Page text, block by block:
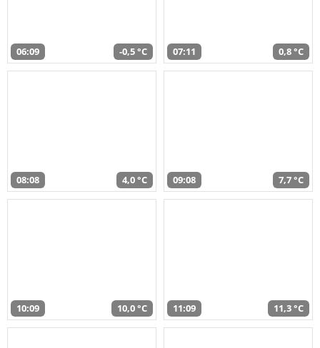
06:09 -0,5 °C 07:11 0,8 °C
08:08 4,0 °C 09:08 7,7 °C
10:09 10,0 °C 11:09 11,3 °C